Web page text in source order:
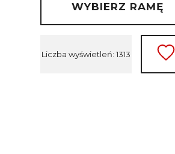
WYBIERZ RAMĘ
Liczba wyświetleń: 1313